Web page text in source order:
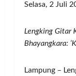
Selasa, 2 Juli
Lengking Gitar
Bhayangkara:
Lampung –